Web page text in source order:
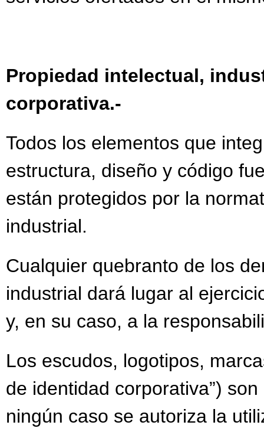
Propiedad intelectual,
corporativa.-
Todos los elementos que
estructura, diseño y código
están protegidos por la
industrial.
Cualquier quebranto de los
industrial dará lugar al
y, en su caso, a la
Los escudos, logotipos,
de identidad corporativa”)
ningún caso se autoriza la